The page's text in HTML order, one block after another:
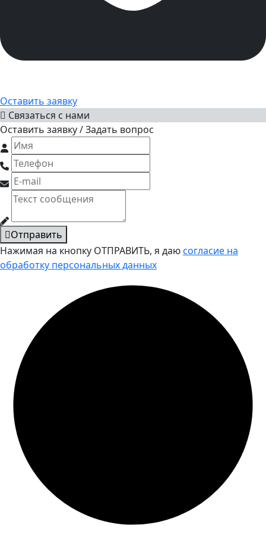
Оставить заявку
Связаться с нами
Оставить заявку / Задать вопрос
Отправить
Нажимая на кнопку ОТПРАВИТЬ, я даюсогласие на
обработку персональных данных